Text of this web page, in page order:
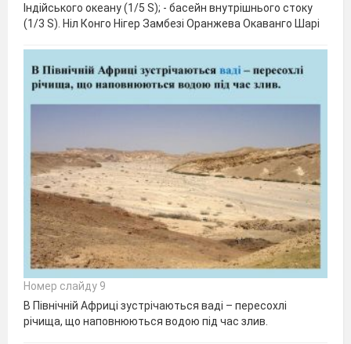
Індійського океану (1/5 S); - басейн внутрішнього стоку
(1/3 S). Ніл Конго Нігер Замбезі Оранжева Окаванго Шарі
Номер слайду 9
В Північній Африці зустрічаються ваді – пересохлі
річища, що наповнюються водою під час злив.